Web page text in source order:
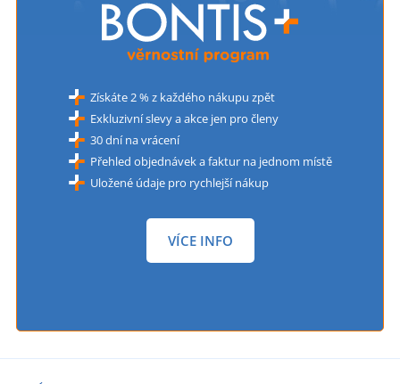
Získáte 2 % z každého nákupu zpět
Exkluzivní slevy a akce jen pro členy
30 dní na vrácení
Přehled objednávek a faktur na jednom místě
Uložené údaje pro rychlejší nákup
VÍCE INFO